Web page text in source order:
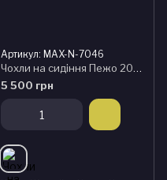
Артикул: MAX-N-7046
Чохли на сидіння Пежо 206 (Peugeot 206) модельні MAX-N з екошкіри Чорно-жовтий
5 500 грн